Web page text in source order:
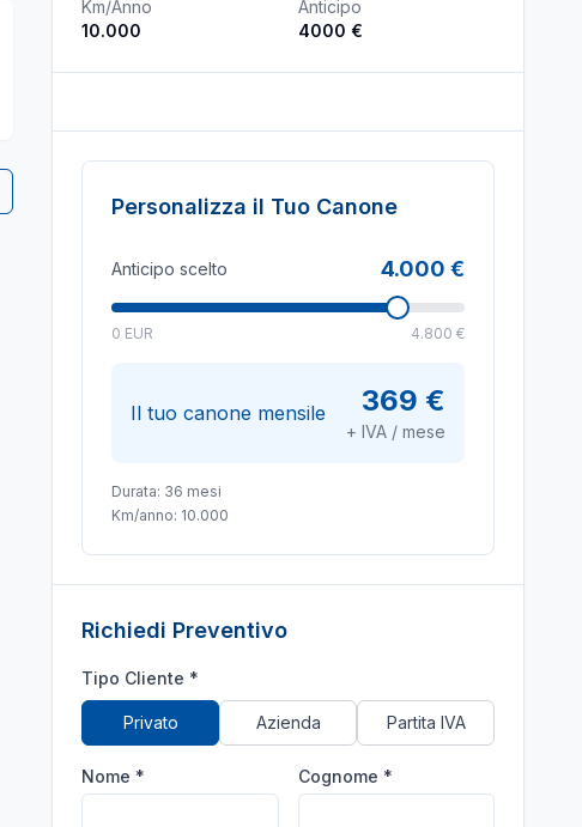
Km/Anno
10.000
Anticipo
4000 €
Personalizza il Tuo Canone
Anticipo scelto 4.000 €
0 EUR 4.800 €
Il tuo canone mensile 369 €
+ IVA / mese
Durata: 36 mesi
Km/anno: 10.000
Richiedi Preventivo
Tipo Cliente *
Privato Azienda Partita IVA
Nome * Cognome *